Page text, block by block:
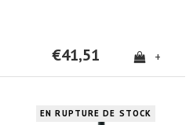
€41,51 +
EN RUPTURE DE STOCK